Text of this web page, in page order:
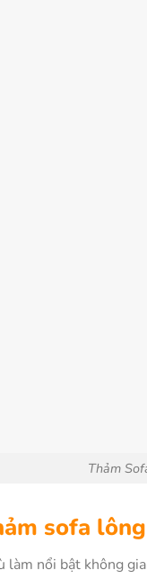
Thảm
sofa
làm nổi bật không